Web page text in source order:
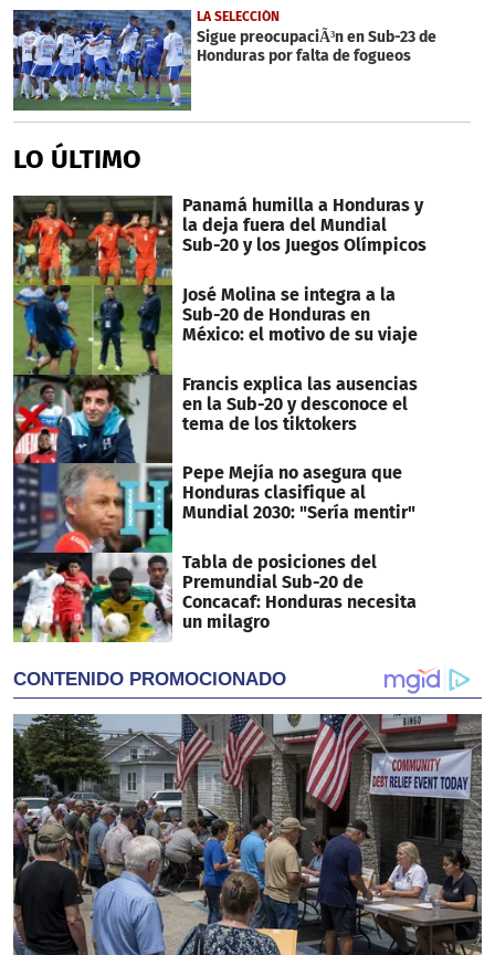
2
minutes,
45
seconds
LA SELECCIÓN
Sigue preocupaciÃ³n en Sub-23 de
Honduras por falta de fogueos
LO ÚLTIMO
Panamá humilla a Honduras y
la deja fuera del Mundial
Sub-20 y los Juegos Olímpicos
José Molina se integra a la
Sub-20 de Honduras en
México: el motivo de su viaje
Francis explica las ausencias
en la Sub-20 y desconoce el
tema de los tiktokers
Pepe Mejía no asegura que
Honduras clasifique al
Mundial 2030: "Sería mentir"
Tabla de posiciones del
Premundial Sub-20 de
Concacaf: Honduras necesita
un milagro